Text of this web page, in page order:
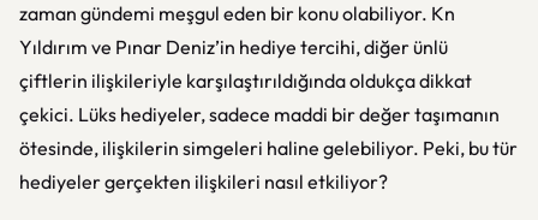
zaman gündemi meşgul eden bir konu olabiliyor. Kn
Yıldırım ve Pınar Deniz’in hediye tercihi, diğer ünlü
çiftlerin ilişkileriyle karşılaştırıldığında oldukça dikkat
çekici. Lüks hediyeler, sadece maddi bir değer taşımanın
ötesinde, ilişkilerin simgeleri haline gelebiliyor. Peki, bu tür
hediyeler gerçekten ilişkileri nasıl etkiliyor?